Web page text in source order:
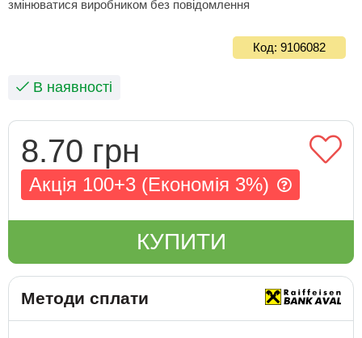
змінюватися виробником без повідомлення
Код: 9106082
В наявності
8.70 грн
Акція 100+3 (Економія 3%)
КУПИТИ
Методи сплати